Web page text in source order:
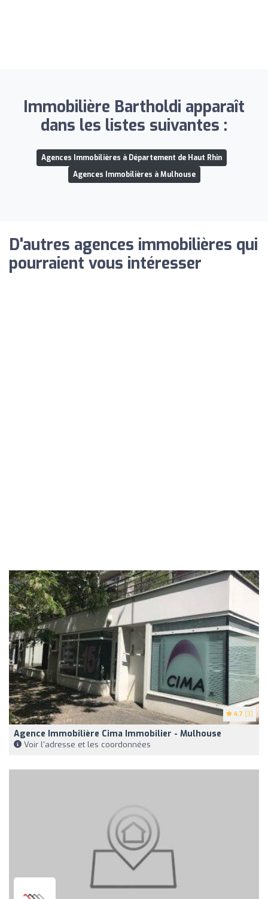
Immobilière Bartholdi apparaît
dans les listes suivantes :
Agences Immobilières à Département de Haut Rhin
Agences Immobilières à Mulhouse
D'autres agences immobilières qui
pourraient vous intéresser
4.7 (3)
Agence Immobilière Cima Immobilier - Mulhouse
Voir l'adresse et les coordonnées